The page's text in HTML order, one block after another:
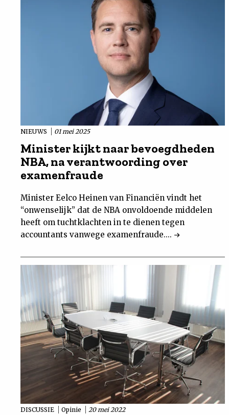
NIEUWS 01 mei 2025
Minister kijkt naar bevoegdheden
NBA, na verantwoording over
examenfraude
Minister Eelco Heinen van Financiën vindt het
“onwenselijk” dat de NBA onvoldoende middelen
heeft om tuchtklachten in te dienen tegen
accountants vanwege examenfraude....
DISCUSSIE Opinie 20 mei 2022